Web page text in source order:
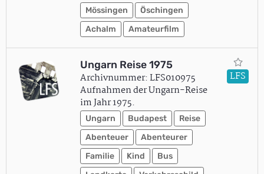
Mössingen
Öschingen
Achalm
Amateurfilm
Ungarn Reise 1975
Archivnummer: LFS010975
Aufnahmen der Ungarn-Reise
im Jahr 1975.
Ungarn Budapest
Reise
Abenteuer
Abenteurer
Familie
Kind
Bus
LFS